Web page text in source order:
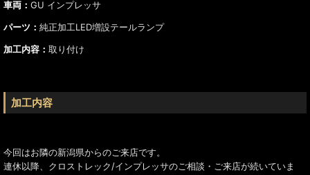
車両： GU インプレッサ
パーツ： 純正加工LED増設テールランプ
加工内容： 取り付け
加工内容
今回はお隣の新潟県からのご来店です。
連休以降、クロストレック/インプレッサのご相談・ご来店が続いていま